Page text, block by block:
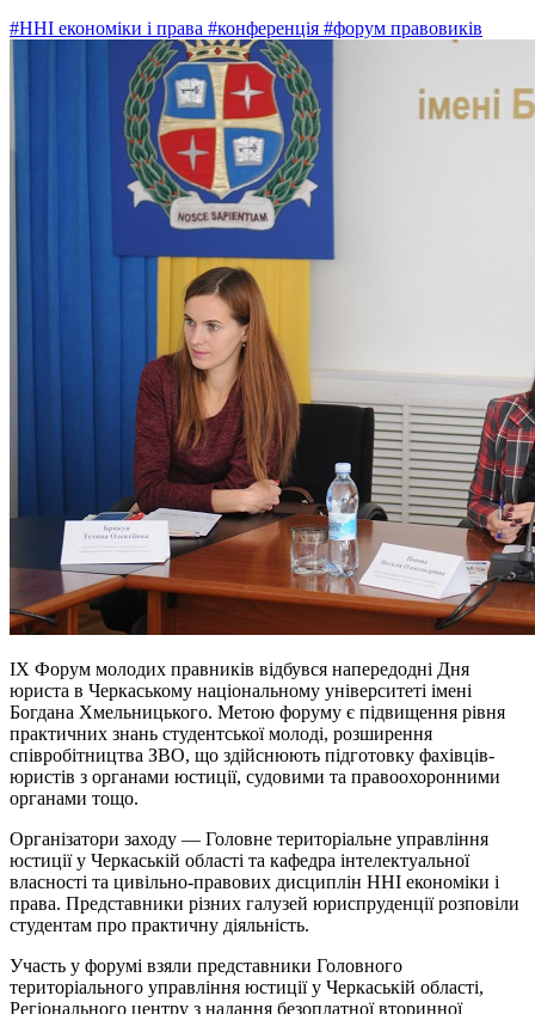
#ННІ економіки і права #конференція #форум правовиків
ІХ Форум молодих правників відбувся напередодні Дня
юриста в Черкаському національному університеті імені
Богдана Хмельницького. Метою форуму є підвищення рівня
практичних знань студентської молоді, розширення
співробітництва ЗВО, що здійснюють підготовку фахівців-
юристів з органами юстиції, судовими та правоохоронними
органами тощо.
Організатори заходу — Головне територіальне управління
юстиції у Черкаській області та кафедра інтелектуальної
власності та цивільно-правових дисциплін ННІ економіки і
права. Представники різних галузей юриспруденції розповіли
студентам про практичну діяльність.
Участь у форумі взяли представники Головного
територіального управління юстиції у Черкаській області,
Регіонального центру з надання безоплатної вторинної